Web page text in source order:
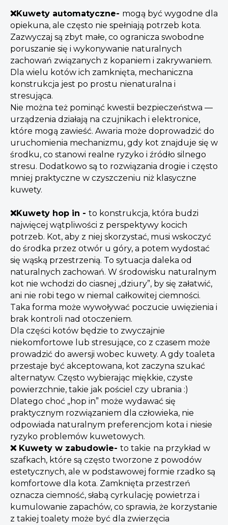
❌Kuwety automatyczne- mogą być wygodne dla
opiekuna, ale często nie spełniają potrzeb kota.
Zazwyczaj są zbyt małe, co ogranicza swobodne
poruszanie się i wykonywanie naturalnych
zachowań związanych z kopaniem i zakrywaniem.
Dla wielu kotów ich zamknięta, mechaniczna
konstrukcja jest po prostu nienaturalna i
stresująca.
Nie można też pominąć kwestii bezpieczeństwa —
urządzenia działają na czujnikach i elektronice,
które mogą zawieść. Awaria może doprowadzić do
uruchomienia mechanizmu, gdy kot znajduje się w
środku, co stanowi realne ryzyko i źródło silnego
stresu. Dodatkowo są to rozwiązania drogie i często
mniej praktyczne w czyszczeniu niż klasyczne
kuwety.
❌Kuwety hop in - to konstrukcja, która budzi
najwięcej wątpliwości z perspektywy kocich
potrzeb. Kot, aby z niej skorzystać, musi wskoczyć
do środka przez otwór u góry, a potem wydostać
się wąską przestrzenią. To sytuacja daleka od
naturalnych zachowań. W środowisku naturalnym
kot nie wchodzi do ciasnej „dziury”, by się załatwić,
ani nie robi tego w niemal całkowitej ciemności.
Taka forma może wywoływać poczucie uwięzienia i
brak kontroli nad otoczeniem.
Dla części kotów będzie to zwyczajnie
niekomfortowe lub stresujące, co z czasem może
prowadzić do awersji wobec kuwety. A gdy toaleta
przestaje być akceptowana, kot zaczyna szukać
alternatyw. Często wybierając miękkie, czyste
powierzchnie, takie jak pościel czy ubrania :)
Dlatego choć „hop in” może wydawać się
praktycznym rozwiązaniem dla człowieka, nie
odpowiada naturalnym preferencjom kota i niesie
ryzyko problemów kuwetowych.
❌ Kuwety w zabudowie- to takie na przykład w
szafkach, które są często tworzone z powodów
estetycznych, ale w podstawowej formie rzadko są
komfortowe dla kota. Zamknięta przestrzeń
oznacza ciemność, słabą cyrkulację powietrza i
kumulowanie zapachów, co sprawia, że korzystanie
z takiej toalety może być dla zwierzęcia